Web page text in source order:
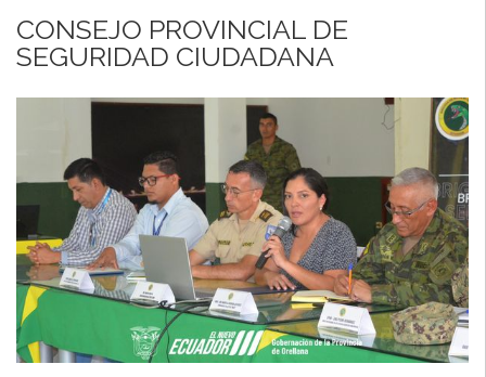
CONSEJO PROVINCIAL DE
SEGURIDAD CIUDADANA